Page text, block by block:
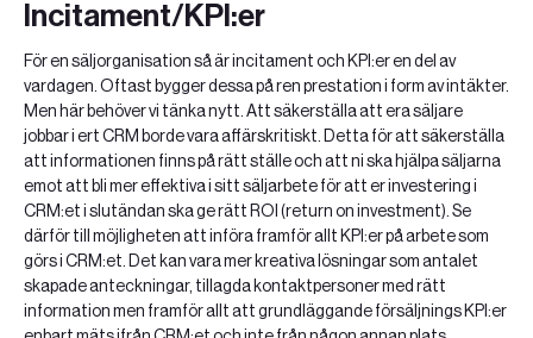
Incitament/KPI:er
För en säljorganisation så är incitament och KPI:er en del av
vardagen. Oftast bygger dessa på ren prestation i form av intäkter.
Men här behöver vi tänka nytt. Att säkerställa att era säljare
jobbar i ert CRM borde vara affärskritiskt. Detta för att säkerställa
att informationen finns på rätt ställe och att ni ska hjälpa säljarna
emot att bli mer effektiva i sitt säljarbete för att er investering i
CRM:et i slutändan ska ge rätt ROI (return on investment). Se
därför till möjligheten att införa framför allt KPI:er på arbete som
görs i CRM:et. Det kan vara mer kreativa lösningar som antalet
skapade anteckningar, tillagda kontaktpersoner med rätt
information men framför allt att grundläggande försäljnings KPI:er